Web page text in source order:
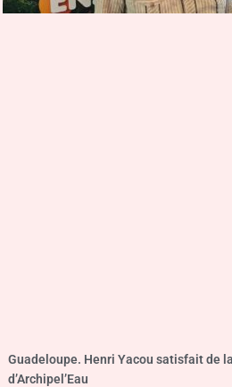
Guadeloupe. Henri Yacou satisfait de
d’Archipel’Eau